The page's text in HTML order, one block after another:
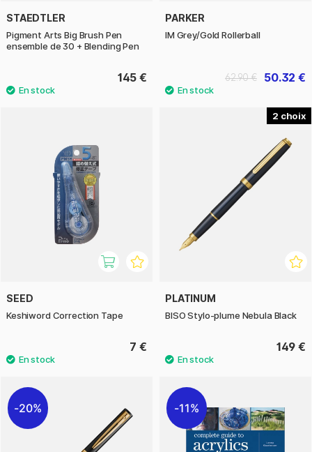
STAEDTLER
Pigment Arts Big Brush Pen
ensemble de 30 + Blending Pen
145 €
PARKER
IM Grey/Gold Rollerball
50.32 €
62.90 €
SEED
Keshiword Correction Tape
7 €
2
PLATINUM
BISO Stylo-plume Nebula Black
149 €
20% 11%